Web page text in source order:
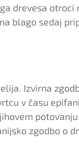
drevesa
blago sedaj
Izvirna
v času
zgodbo o